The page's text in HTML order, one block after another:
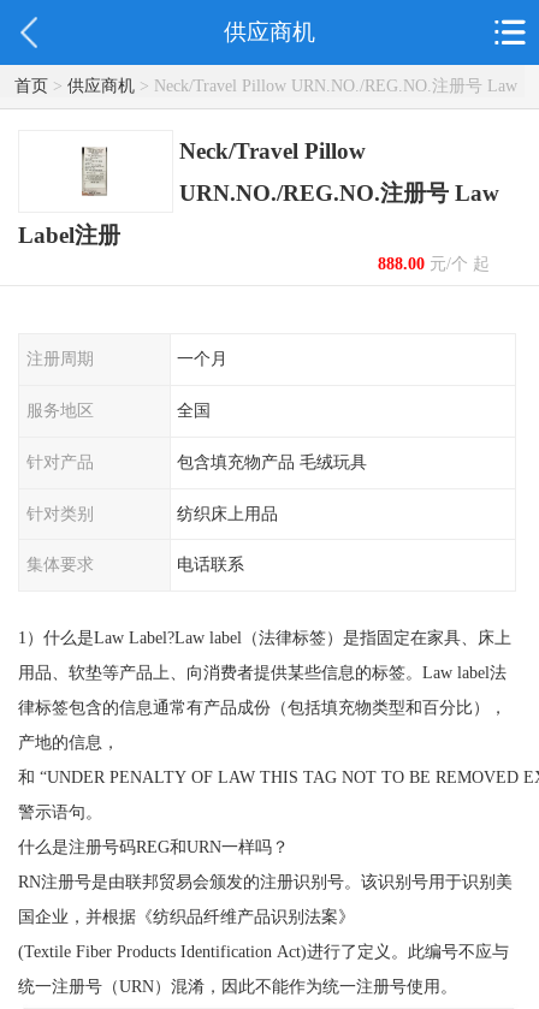
供应商机
首页> 供应商机> Neck/Travel Pillow URN.NO./REG.NO.注册号 Law
Label注册
Neck/Travel Pillow
URN.NO./REG.NO.注册号 Law
Label注册
888.00元/个 起
注册周期 一个月
服务地区 全国
针对产品 包含填充物产品 毛绒玩具
针对类别 纺织床上用品
集体要求 电话联系
1）什么是Law Label?Law label（法律标签）是指固定在家具、床上
用品、软垫等产品上、向消费者提供某些信息的标签。Law label法
律标签包含的信息通常有产品成份（包括填充物类型和百分比），
产地的信息，
和 “UNDER PENALTY OF LAW THIS TAG NOT TO BE REMOVED
警示语句。
什么是注册号码REG和URN一样吗？
RN注册号是由联邦贸易会颁发的注册识别号。该识别号用于识别美
国企业，并根据《纺织品纤维产品识别法案》
(Textile Fiber Products Identification Act)进行了定义。此编号不应与
统一注册号（URN）混淆，因此不能作为统一注册号使用。